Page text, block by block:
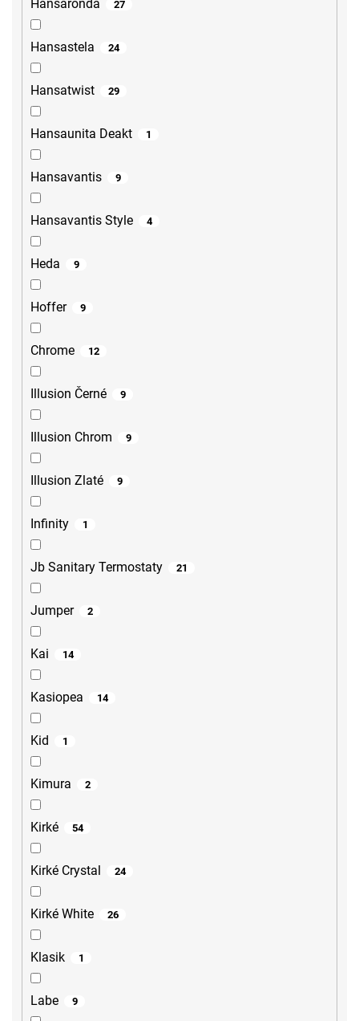
Hansaronda 27
Hansastela 24
Hansatwist 29
Hansaunita Deakt 1
Hansavantis 9
Hansavantis Style 4
Heda 9
Hoffer 9
Chrome 12
Illusion Černé 9
Illusion Chrom 9
Illusion Zlaté 9
Infinity 1
Jb Sanitary Termostaty 21
Jumper 2
Kai 14
Kasiopea 14
Kid 1
Kimura 2
Kirké 54
Kirké Crystal 24
Kirké White 26
Klasik 1
Labe 9